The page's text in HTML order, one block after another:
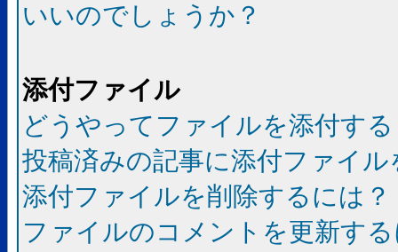
いいのでしょうか？
添付ファイル
どうやってファイルを添付す
投稿済みの記事に添付ファイ
添付ファイルを削除するには？
ファイルのコメントを更新す